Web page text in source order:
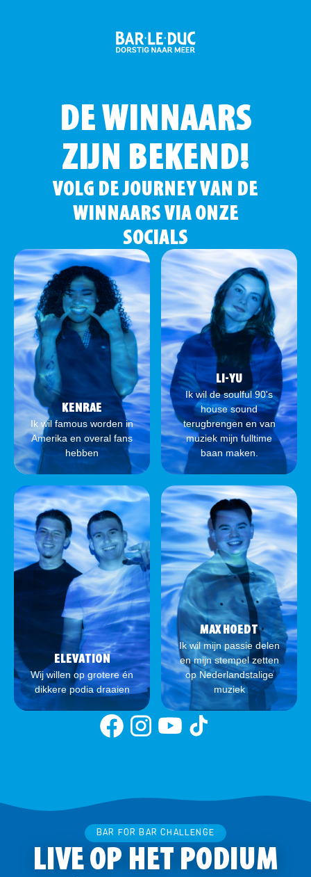
DE WINNAARS
ZIJN BEKEND!
VOLG DE JOURNEY VAN DE
WINNAARS VIA ONZE
SOCIALS
KENRAE
Ik wil famous worden in
Amerika en overal fans
hebben
LI-YU
Ik wil de soulful 90's
house sound
terugbrengen en van
muziek mijn fulltime
baan maken.
ELEVATION
Wij willen op grotere én
dikkere podia draaien
MAX HOEDT
Ik wil mijn passie delen
en mijn stempel zetten
op Nederlandstalige
muziek
BAR FOR BAR CHALLENGE
LIVE OP HET PODIUM